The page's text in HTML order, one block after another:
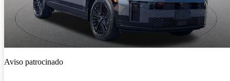
Aviso patrocinado